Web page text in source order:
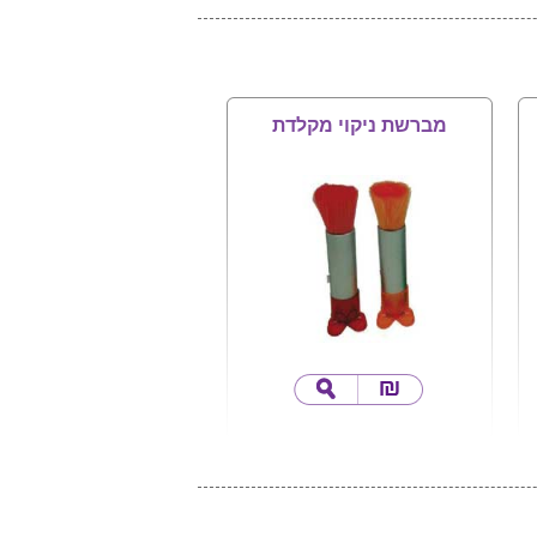
מברשת ניקוי מקלדת